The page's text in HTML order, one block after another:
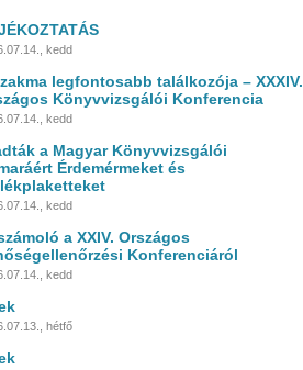
kedd
legfontosabb találkozója – XXXIV.
Könyvvizsgálói Konferencia
kedd
a Magyar Könyvvizsgálói
Érdemérmeket és
kedd
a XXIV. Országos
Konferenciáról
kedd
hétfő